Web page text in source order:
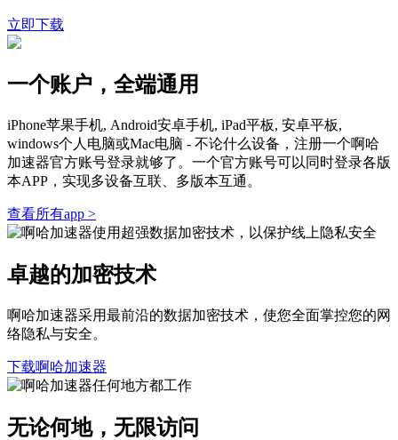
立即下载
一个账户，全端通用
iPhone苹果手机, Android安卓手机, iPad平板, 安卓平板,
windows个人电脑或Mac电脑 - 不论什么设备，注册一个啊哈
加速器官方账号登录就够了。一个官方账号可以同时登录各版
本APP，实现多设备互联、多版本互通。
查看所有app >
卓越的加密技术
啊哈加速器采用最前沿的数据加密技术，使您全面掌控您的网
络隐私与安全。
下载啊哈加速器
无论何地，无限访问